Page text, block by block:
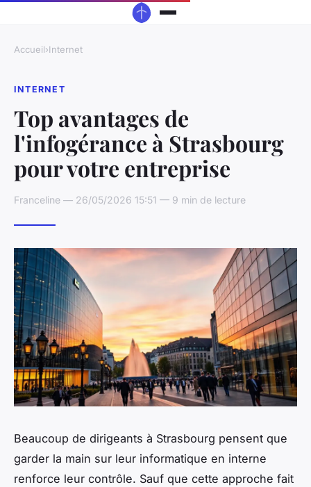
Accueil›Internet
INTERNET
Top avantages de
l'infogérance à Strasbourg
pour votre entreprise
Franceline — 26/05/2026 15:51 — 9 min de lecture
Beaucoup de dirigeants à Strasbourg pensent que
garder la main sur leur informatique en interne
renforce leur contrôle. Sauf que cette approche fait